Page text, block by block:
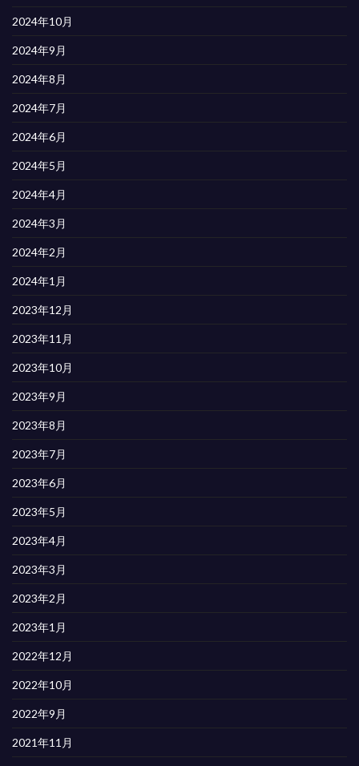
2024年10月
2024年9月
2024年8月
2024年7月
2024年6月
2024年5月
2024年4月
2024年3月
2024年2月
2024年1月
2023年12月
2023年11月
2023年10月
2023年9月
2023年8月
2023年7月
2023年6月
2023年5月
2023年4月
2023年3月
2023年2月
2023年1月
2022年12月
2022年10月
2022年9月
2021年11月